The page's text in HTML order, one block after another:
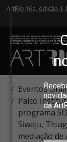
da
ArtRio 16a. edição |
Eventos
Palco
programa
Siwaju,
mediação